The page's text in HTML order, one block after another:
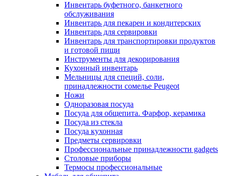
Инвентарь буфетного, банкетного
обслуживания
Инвентарь для пекарен и кондитерских
Инвентарь для сервировки
Инвентарь для транспортировки продуктов
и готовой пищи
Инструменты для декорирования
Кухонный инвентарь
Мельницы для специй, соли,
принадлежности сомелье Peugeot
Ножи
Одноразовая посуда
Посуда для общепита. Фарфор, керамика
Посуда из стекла
Посуда кухонная
Предметы сервировки
Профессиональные принадлежности gadgets
Столовые приборы
Термосы профессиональные